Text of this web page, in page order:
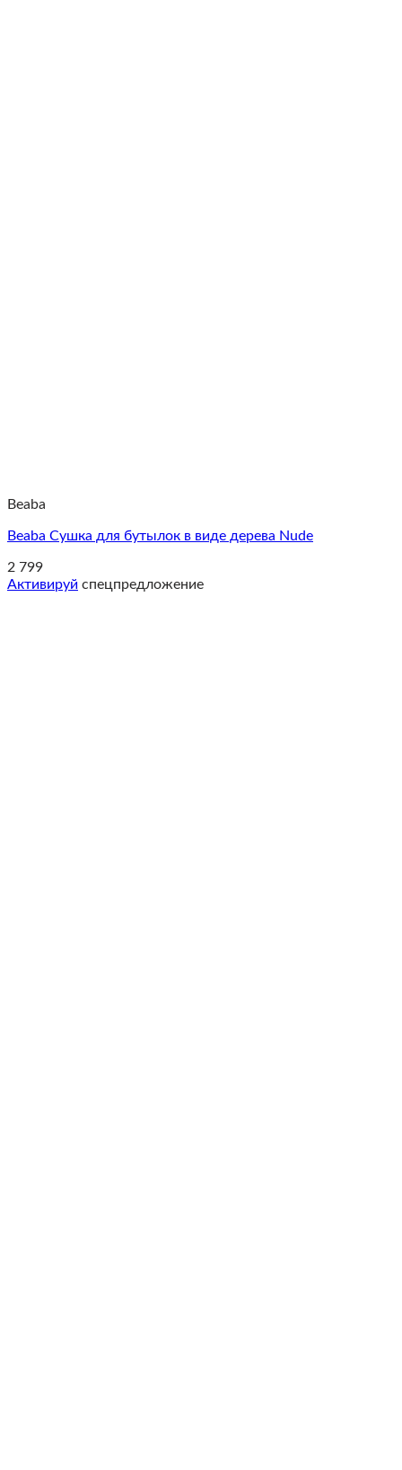
Beaba
Beaba Сушка для бутылок в виде дерева Nude
2 799
Активируй спецпредложение